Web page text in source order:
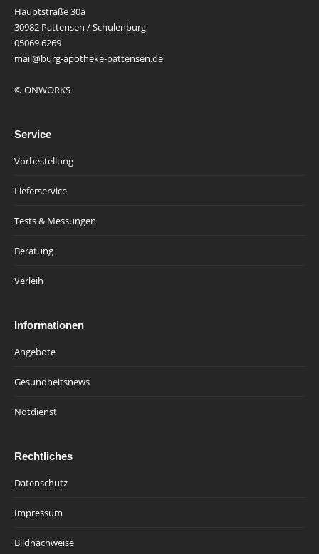
Hauptstraße 30a
30982 Pattensen / Schulenburg
05069 6269
mail@burg-apotheke-pattensen.de
© ONWORKS
Service
Vorbestellung
Lieferservice
Tests & Messungen
Beratung
Verleih
Informationen
Angebote
Gesundheitsnews
Notdienst
Rechtliches
Datenschutz
Impressum
Bildnachweise